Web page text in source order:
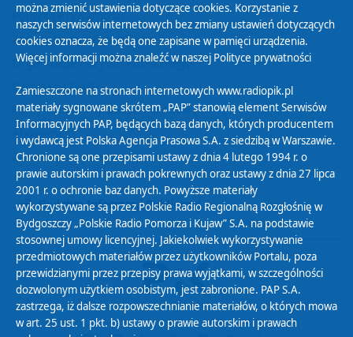
Polityka Prywatności
Zasady korzystania z Serwisu
Organizacje Pożytku Publicznego
Cyfryzacja DAB+
Polityka ochrony danych osobowych
Abonament
Zamówienia publiczne
Biuletyn Informacji Publicznej
można zmienić ustawienia dotyczące cookies. Korzystanie z
naszych serwisów internetowych bez zmiany ustawień dotyczących
cookies oznacza, że będą one zapisane w pamięci urządzenia.
Więcej informacji można znaleźć w naszej Polityce prywatności
Zamieszczone na stronach internetowych www.radiopik.pl
materiały sygnowane skrótem „PAP” stanowią element Serwisów
Informacyjnych PAP, będących bazą danych, których producentem
i wydawcą jest Polska Agencja Prasowa S.A. z siedzibą w Warszawie.
Chronione są one przepisami ustawy z dnia 4 lutego 1994 r. o
prawie autorskim i prawach pokrewnych oraz ustawy z dnia 27 lipca
2001 r. o ochronie baz danych. Powyższe materiały
wykorzystywane są przez Polskie Radio Regionalną Rozgłośnię w
Bydgoszczy „Polskie Radio Pomorza i Kujaw” S.A. na podstawie
stosownej umowy licencyjnej. Jakiekolwiek wykorzystywanie
przedmiotowych materiałów przez użytkowników Portalu, poza
przewidzianymi przez przepisy prawa wyjątkami, w szczególności
dozwolonym użytkiem osobistym, jest zabronione. PAP S.A.
zastrzega, iż dalsze rozpowszechnianie materiałów, o których mowa
w art. 25 ust. 1 pkt. b) ustawy o prawie autorskim i prawach